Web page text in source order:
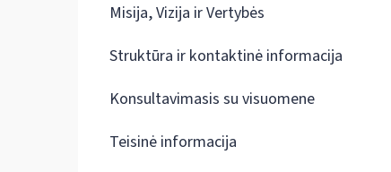
Misija, Vizija ir Vertybės
Struktūra ir kontaktinė informacija
Konsultavimasis su visuomene
Teisinė informacija